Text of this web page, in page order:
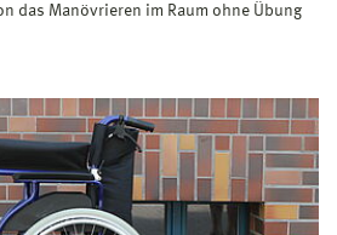
das Manövrieren im Raum ohne Übung